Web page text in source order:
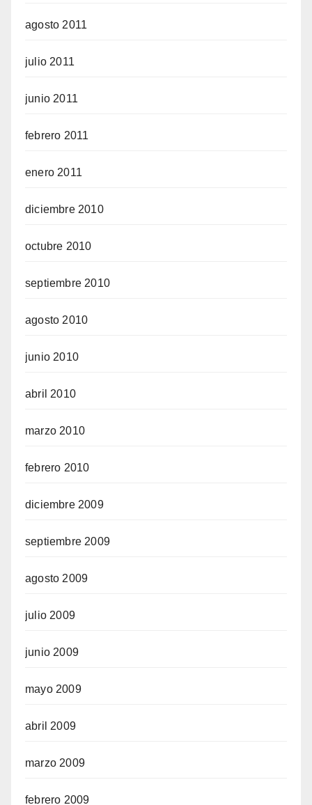
agosto 2011
julio 2011
junio 2011
febrero 2011
enero 2011
diciembre 2010
octubre 2010
septiembre 2010
agosto 2010
junio 2010
abril 2010
marzo 2010
febrero 2010
diciembre 2009
septiembre 2009
agosto 2009
julio 2009
junio 2009
mayo 2009
abril 2009
marzo 2009
febrero 2009